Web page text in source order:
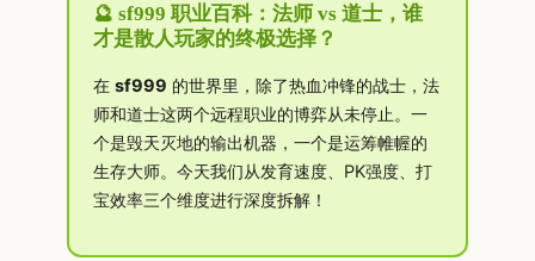
🔮 sf999 职业百科：法师 vs 道士，谁
才是散人玩家的终极选择？
在 sf999 的世界里，除了热血冲锋的战士，法
师和道士这两个远程职业的博弈从未停止。一
个是毁天灭地的输出机器，一个是运筹帷幄的
生存大师。今天我们从发育速度、PK强度、打
宝效率三个维度进行深度拆解！